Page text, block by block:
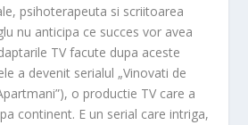
psihoterapeuta si scriitoarea
nu anticipa ce succes vor avea
TV facute dupa aceste
a devenit serialul „Vinovati de
o productie TV care a
continent. E un serial care intriga,